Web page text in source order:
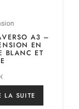
A3 –
EN
BLANC ET
€
LA SUITE